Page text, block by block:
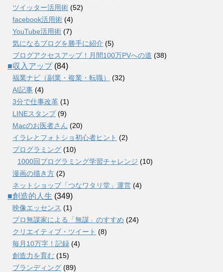
ツイッター活用術 (52)
facebook活用術 (4)
YouTube活用術 (7)
気になるブログを勝手に紹介 (5)
ブログアクセスアップ！月間100万PVへの道 (38)
■収入アップ(84)
福業ナビ（副業・複業・転職）
(32)
AI記事 (4)
3分で仕事改革 (1)
LINEスタンプ(9)
Macのお医者さん (20)
イラレとフォトショ初心者ヒント (2)
プログラミング (10)
1000回プログラミング学習チャレンジ (10)
漫画の描き方 (2)
ネットショップ「つなワタリ堂」運営 (4)
■創造的人生 (349)
映像エッセンス (1)
プロ無謀家による「無謀」のすすめ (24)
クリエイティブ・ツイート (8)
毎月10万字！記録 (4)
創造力を育む (15)
ブランディング (89)